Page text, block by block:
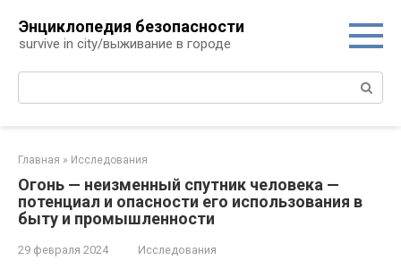
контенту
Энциклопедия безопасности
survive in city/выживание в городе
Поиск:
Главная » Исследования
Огонь — неизменный спутник человека —
потенциал и опасности его использования в
быту и промышленности
29 февраля 2024 Исследования